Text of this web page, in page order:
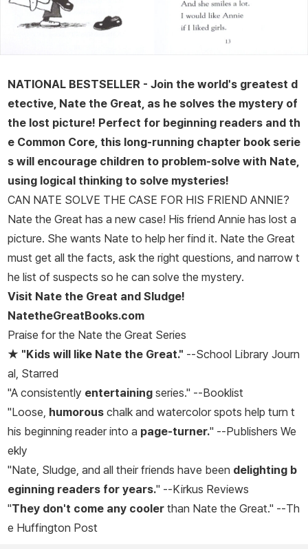
NATIONAL BESTSELLER - Join the world's greatest d
etective, Nate the Great, as he solves the mystery of
the lost picture! Perfect for beginning readers and th
e Common Core, this long-running chapter book serie
s will encourage children to problem-solve with Nate,
using logical thinking to solve mysteries!
CAN NATE SOLVE THE CASE FOR HIS FRIEND ANNIE?
Nate the Great has a new case! His friend Annie has lost a
picture. She wants Nate to help her find it. Nate the Great
must get all the facts, ask the right questions, and narrow t
he list of suspects so he can solve the mystery.
Visit Nate the Great and Sludge!
NatetheGreatBooks.com
Praise for the Nate the Great Series
★ "Kids will like Nate the Great." --School Library Journ
al, Starred
"A consistently entertaining series." --Booklist
"Loose, humorous chalk and watercolor spots help turn t
his beginning reader into a page-turner." --Publishers We
ekly
"Nate, Sludge, and all their friends have been delighting b
eginning readers for years." --Kirkus Reviews
"They don't come any cooler than Nate the Great." --Th
e Huffington Post